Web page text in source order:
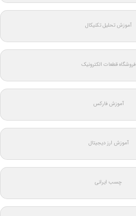
آموزش تحلیل تکنیکال
فروشگاه قطعات الکترونیک
آموزش فارکس
آموزش ارز دیجیتال
چسب ایرانی